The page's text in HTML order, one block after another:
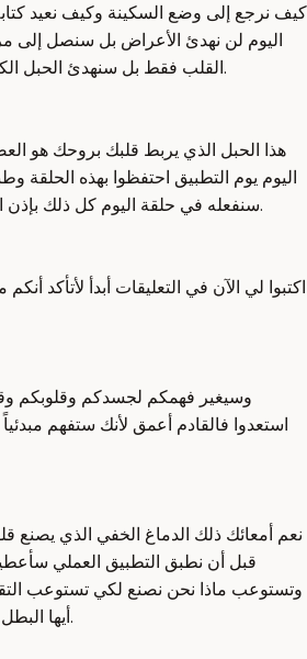
كيف نرجع إلى وضع السكينة وكيف نعيد
اليوم لن نهدئ الأعراض بل سنصل إلى
القلب فقط بل سنهدئ الحبل الكهربائي الذي يربطه بروحك.
هذا الحبل الذي يربط قلبك بروحك هو
اليوم يوم التطبيق احتفظوا بهذه الحلقة
سنفعله في حلقة اليوم كل ذلك بإذن الله إذا كنتم أنتم مستعدون.
اكتبوا لي الآن في التعليقات أبدأ لأتأكد
وسيغير فهمكم لجسدكم وقلوبكم
استعدوا فالقادم أعمق لأنك ستفهم
نعم أمعائك ذلك الدماغ الخفي الذي يصنع
قبل أن نطبق التطبيق العملي
وتستوعب ماذا نحن نصنع لكي تستوعب
أيها البطل استعدوا الآن لصدمة العلم.